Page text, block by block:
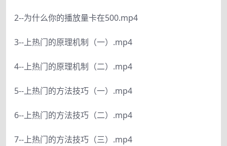
2--为什么你的播放量卡在500.mp4
3--上热门的原理机制（一）.mp4
4--上热门的原理机制（二）.mp4
5--上热门的方法技巧（一）.mp4
6--上热门的方法技巧（二）.mp4
7--上热门的方法技巧（三）.mp4